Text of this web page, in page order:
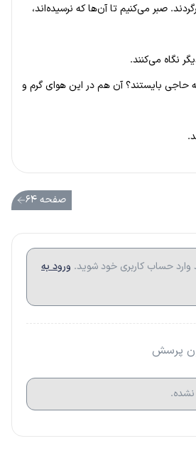
صبر می‌کنیم تا آن‌ها که نرسیده‌اند،
نگاه می‌کنند.
بایستند؟ آن هم در این هوای گرم و
صفحه ۶۴
حساب کاربری خود شوید. ورود به
پرسش